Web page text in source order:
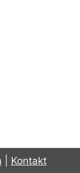
Kontakt